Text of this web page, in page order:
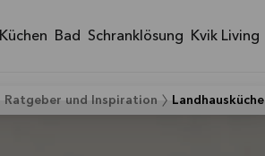
Küchen Bad Schranklösung Kvik Living
Ratgeber und Inspiration Landhausküche